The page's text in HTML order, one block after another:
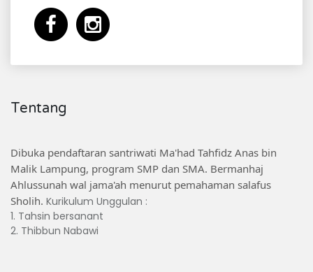
Tentang
Dibuka pendaftaran santriwati Ma'had Tahfidz Anas bin
Malik Lampung, program SMP dan SMA. Bermanhaj
Ahlussunah wal jama'ah menurut pemahaman salafus
Sholih. Kurikulum Unggulan :
1. Tahsin bersanant
2. Thibbun Nabawi